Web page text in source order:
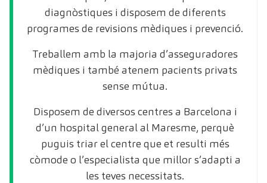
diagnòstiques i disposem de diferents
programes de revisions mèdiques i prevenció.
Treballem amb la majoria d’asseguradores
mèdiques i també atenem pacients privats
sense mútua.
Disposem de diversos centres a Barcelona i
d’un hospital general al Maresme, perquè
puguis triar el centre que et resulti més
còmode o l’especialista que millor s’adapti a
les teves necessitats.